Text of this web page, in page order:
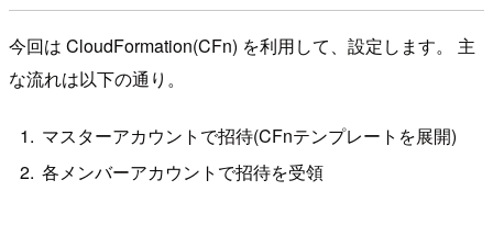
今回は CloudFormation(CFn) を利用して、設定します。 主
な流れは以下の通り。
マスターアカウントで招待(CFnテンプレートを展開)
各メンバーアカウントで招待を受領